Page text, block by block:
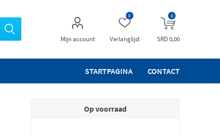
Mijn account Verlanglijst
0 0
SRD 0,00
STARTPAGINA CONTACT
Op voorraad